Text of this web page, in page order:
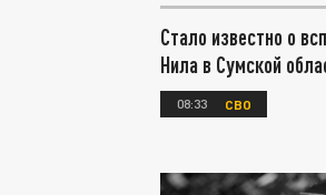
Стало известно о
Нила в Сумской
08:33 СВО